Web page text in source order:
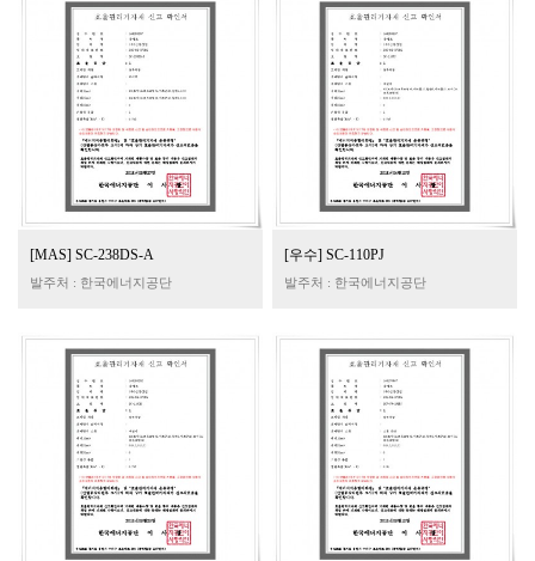
[MAS] SC-238DS-A
발주처 : 한국에너지공단
[우수] SC-110PJ
발주처 : 한국에너지공단